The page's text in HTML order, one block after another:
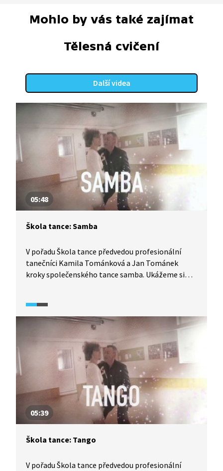
Mohlo by vás také zajímat
Tělesná cvičení
Další videa
05:48
Škola tance: Samba
V pořadu Škola tance předvedou profesionální
tanečníci Kamila Tománková a Jan Tománek
kroky společenského tance samba. Ukážeme si
naučit.
05:39
Škola tance: Tango
V pořadu Škola tance předvedou profesionální